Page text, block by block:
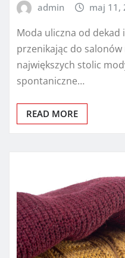
admin maj 11,
Moda uliczna od
przenikając do
największych stolic
spontaniczne…
READ MORE